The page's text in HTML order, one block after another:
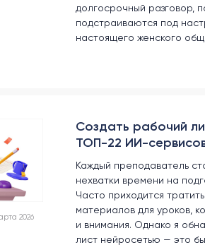
долгосрочный разговор,
подстраиваются под
настоящего женского
2026
Создать рабочий
ТОП-22 ИИ-
Каждый преподаватель
нехватки времени на
Часто приходится
материалов для уроков,
и внимания. Однако я
лист нейросетью — это